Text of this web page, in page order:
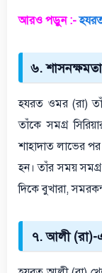
আরও পড়ুন :-
৬.
হযরত ওমর (রা)
তাঁকে সমগ্র
শাহাদাত লাভের পর
হন। তাঁর সময়
দিকে বুখারা,
৭. আলী (রা)-